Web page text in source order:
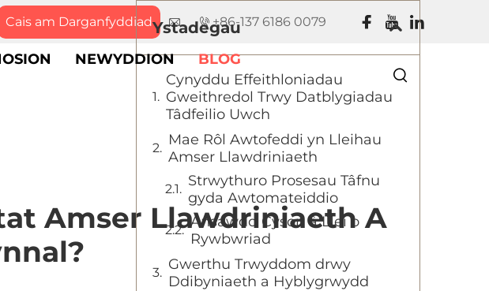
Cais am Darganfyddiad +86-137 6186 0079
NEWYDDION
BLOG
Amser Llawdriniaeth A
Ystadegau
Cynyddu Effeithloniadau
Gweithredol Trwy Datblygiadau
Tâdfeilio Uwch
Mae Rôl Awtofeddi yn Lleihau
Amser Llawdriniaeth
Strwythuro Prosesau Tâfnu
gyda Awtomateiddio
Ansawdd Cyson â Llei o
Rywbwriad
Gwerthu Trwyddom drwy
Ddibyniaeth a Hyblygrwydd